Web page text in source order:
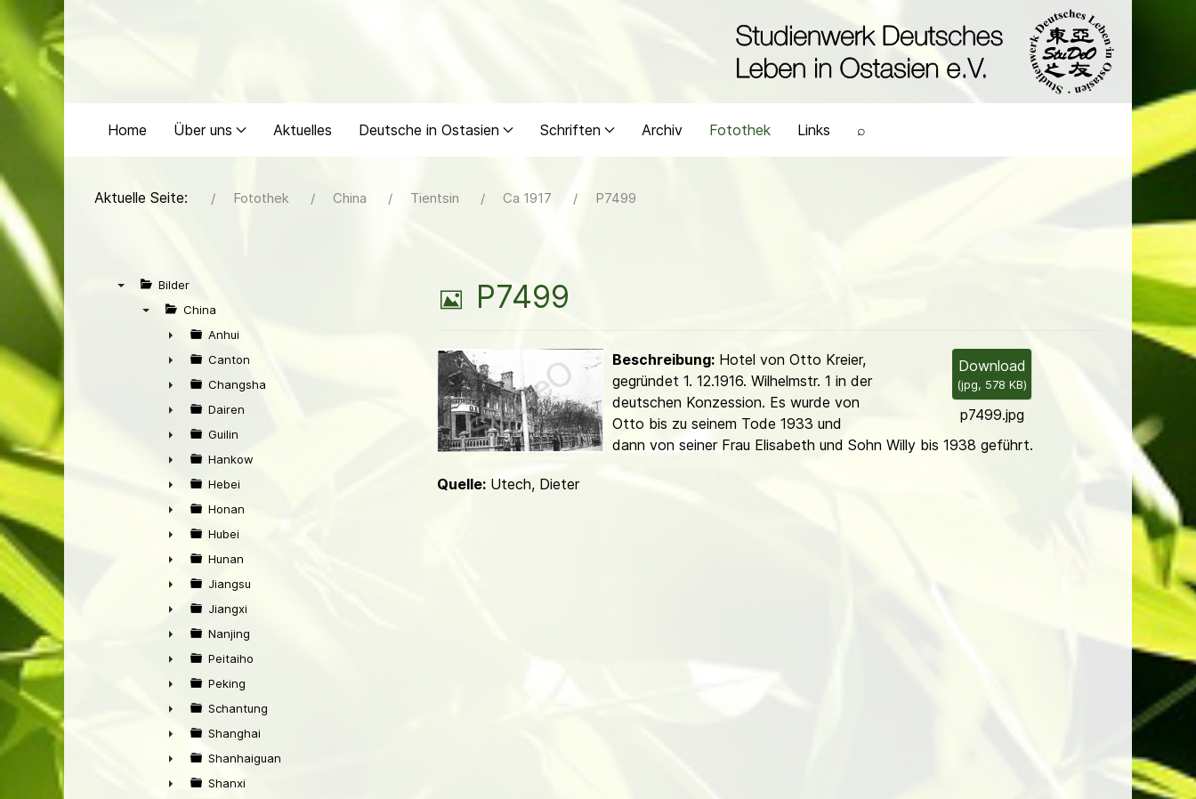
Home Über uns Aktuelles Deutsche in Ostasien Schriften Archiv Fotothek Links ⌕
Aktuelle Seite: Fotothek China Tientsin Ca 1917 P7499
Bilder
China
►
Anhui
►
Canton
►
Changsha
►
Dairen
►
Guilin
►
Hankow
►
Hebei
►
Honan
►
Hubei
►
Hunan
►
Jiangsu
►
Jiangxi
►
Nanjing
►
Peitaiho
►
Peking
►
Schantung
►
Shanghai
►
Shanhaiguan
Shanxi
B
l
d
P7499
Download
(jpg, 578 KB)
p7499.jpg
Beschreibung:Hotel von Otto Kreier,
gegründet 1. 12.1916. Wilhelmstr. 1 in der
deutschen Konzession. Es wurde von
Otto bis zu seinem Tode 1933 und
dann von seiner Frau Elisabeth und Sohn Willy bis 1938 geführt.
Quelle:Utech, Dieter